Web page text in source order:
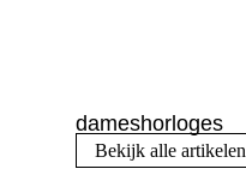
dameshorloges
Bekijk alle artikelen